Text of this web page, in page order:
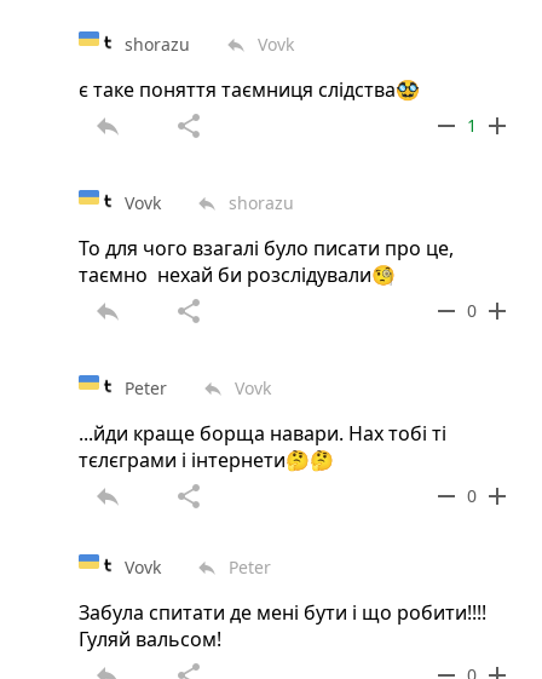
shorazu reply Vovk
є таке поняття таємниця слідства🥸
reply share remove 1 add
Vovk reply shorazu
То для чого взагалі було писати про це,
таємно нехай би розслідували🧐
reply share remove 0 add
Peter reply Vovk
...йди краще борща навари. Нах тобі ті
тєлєграми і інтернети🤔🤔
reply share remove 0 add
Vovk reply Peter
Забула спитати де мені бути і що робити!!!!
Гуляй вальсом!